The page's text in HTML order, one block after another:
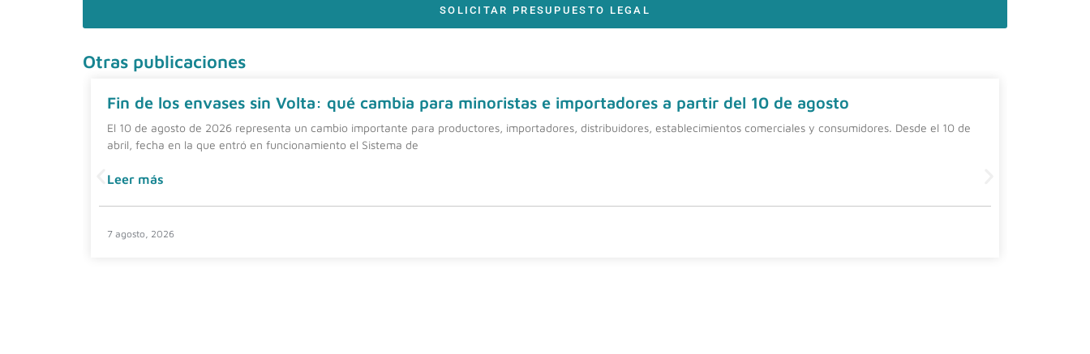
SOLICITAR PRESUPUESTO LEGAL
Otras publicaciones
Fin de los envases sin Volta: qué cambia para minoristas e importadores a partir del 10 de agosto
El 10 de agosto de 2026 representa un cambio importante para productores, importadores, distribuidores, establecimientos comerciales y consumidores. Desde el 10 de
abril, fecha en la que entró en funcionamiento el Sistema de
Leer más
7 agosto, 2026